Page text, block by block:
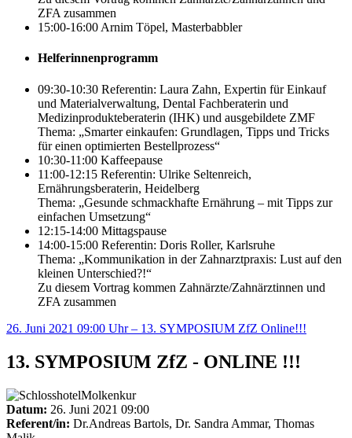
ZFA zusammen
15:00-16:00 Arnim Töpel, Masterbabbler
Helferinnenprogramm
09:30-10:30 Referentin: Laura Zahn, Expertin für Einkauf
und Materialverwaltung, Dental Fachberaterin und
Medizinprodukteberaterin (IHK) und ausgebildete ZMF
Thema: „Smarter einkaufen: Grundlagen, Tipps und Tricks
für einen optimierten Bestellprozess“
10:30-11:00 Kaffeepause
11:00-12:15 Referentin: Ulrike Seltenreich,
Ernährungsberaterin, Heidelberg
Thema: „Gesunde schmackhafte Ernährung – mit Tipps zur
einfachen Umsetzung“
12:15-14:00 Mittagspause
14:00-15:00 Referentin: Doris Roller, Karlsruhe
Thema: „Kommunikation in der Zahnarztpraxis: Lust auf den
kleinen Unterschied?!“
Zu diesem Vortrag kommen Zahnärzte/Zahnärztinnen und
ZFA zusammen
26. Juni 2021 09:00 Uhr – 13. SYMPOSIUM ZfZ Online!!!
13. SYMPOSIUM ZfZ - ONLINE !!!
Datum: 26. Juni 2021 09:00
Referent/in: Dr.Andreas Bartols, Dr. Sandra Ammar, Thomas